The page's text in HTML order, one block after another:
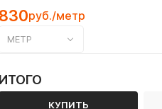
830руб./метр
МЕТР
ИТОГО
КУПИТЬ